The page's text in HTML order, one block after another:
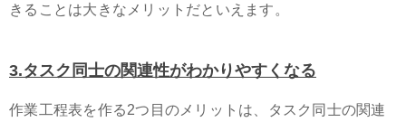
きることは大きなメリットだといえます。
3.タスク同士の関連性がわかりやすくなる
作業工程表を作る2つ目のメリットは、タスク同士の関連